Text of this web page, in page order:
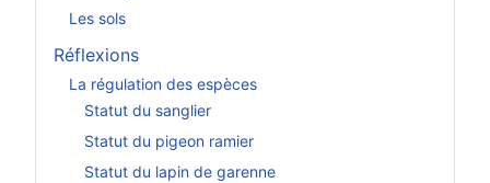
Les sols
Réflexions
La régulation des espèces
Statut du sanglier
Statut du pigeon ramier
Statut du lapin de garenne